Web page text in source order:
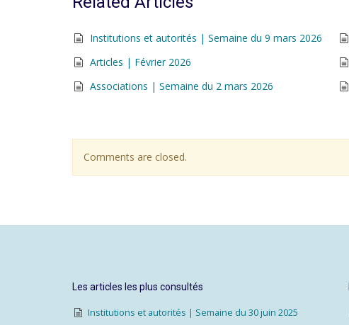
Institutions et autorités | Semaine du 9 mars 2026
Articles | Février 2026
Associations | Semaine du 2 mars 2026
Comments are closed.
Les articles les plus consultés
Institutions et autorités | Semaine du 30 juin 2025